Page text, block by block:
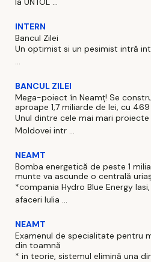
INTERN
Bancul Zilei
Un optimist si un pesimist intră
BANCUL ZILEI
Mega-poiect în Neamț! Se
aproape 1,7 miliarde de lei, cu
Unul dintre cele mai mari
Moldovei intr ...
NEAMT
Bomba energetică de peste 1
munte va ascunde o centrală
*compania Hydro Blue Energy
afaceri Iulia ...
NEAMT
Examenul de specialitate pentru
din toamnă
* in teorie, sistemul elimină una